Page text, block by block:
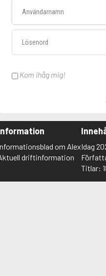
Kom ihåg mig!
om Alex
driftinformation
Idag
Titlar: